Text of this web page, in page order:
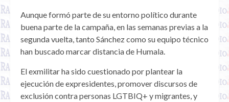
Aunque formó parte de su entorno político durante
buena parte de la campaña, en las semanas previas a la
segunda vuelta, tanto Sánchez como su equipo técnico
han buscado marcar distancia de Humala.
El exmilitar ha sido cuestionado por plantear la
ejecución de expresidentes, promover discursos de
exclusión contra personas LGTBIQ+ y migrantes, y